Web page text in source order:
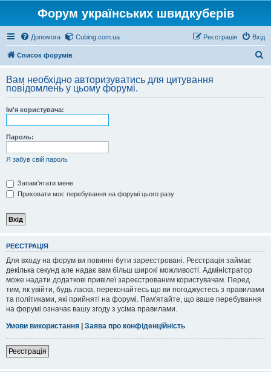
Форум українських швидкуберів
Допомога Cubing.com.ua Вхід
Реєстрація
Список форумів
у
Вам необхідно авторизуватись для цитування
повідомлень у цьому форумі.
Ім'я користувача:
Пароль:
Я забув свій пароль
Запам'ятати мене
Приховати моє перебування на форумі цього разу
РЕЄСТРАЦІЯ
Для входу на форум ви повинні бути зареєстровані. Реєстрація займає
декілька секунд але надає вам більш широкі можливості. Адміністратор
може надати додаткові привілеї зареєстрованим користувачам. Перед
тим, як увійти, будь ласка, переконайтесь що ви погоджуєтесь з правилами
та політиками, які прийняті на форумі. Пам'ятайте, що ваше перебування
на форумі означає вашу згоду з усіма правилами.
Умови використання | Заява про конфіденційність
Реєстрація